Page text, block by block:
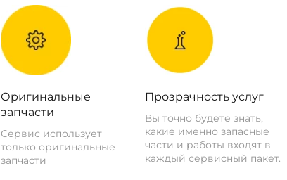
Оригинальные
запчасти
Сервис использует
только оригинальные
запчасти
Прозрачность услуг
Вы точно будете знать,
какие именно запасные
части и работы входят в
каждый сервисный пакет.